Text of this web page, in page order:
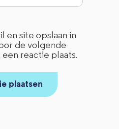
en site opslaan in
de volgende
reactie plaats.